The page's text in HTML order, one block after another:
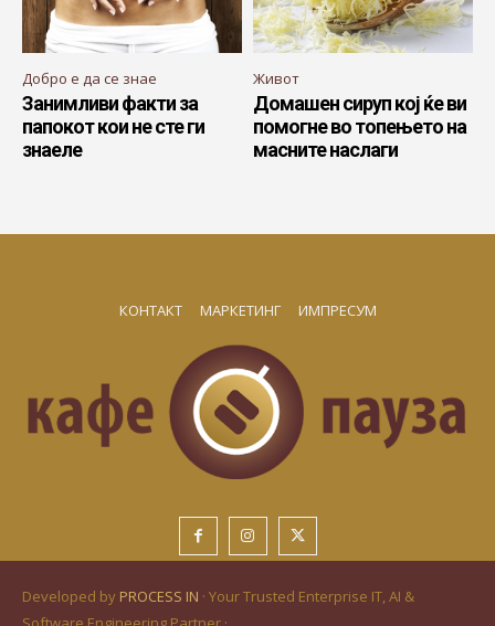
Добро е да се знае
Занимливи факти за
папокот кои не сте ги
знаеле
Живот
Домашен сируп кој ќе ви
помогне во топењето на
масните наслаги
КОНТАКТ МАРКЕТИНГ ИМПРЕСУМ
Developed by PROCESS IN · Your Trusted Enterprise IT, AI &